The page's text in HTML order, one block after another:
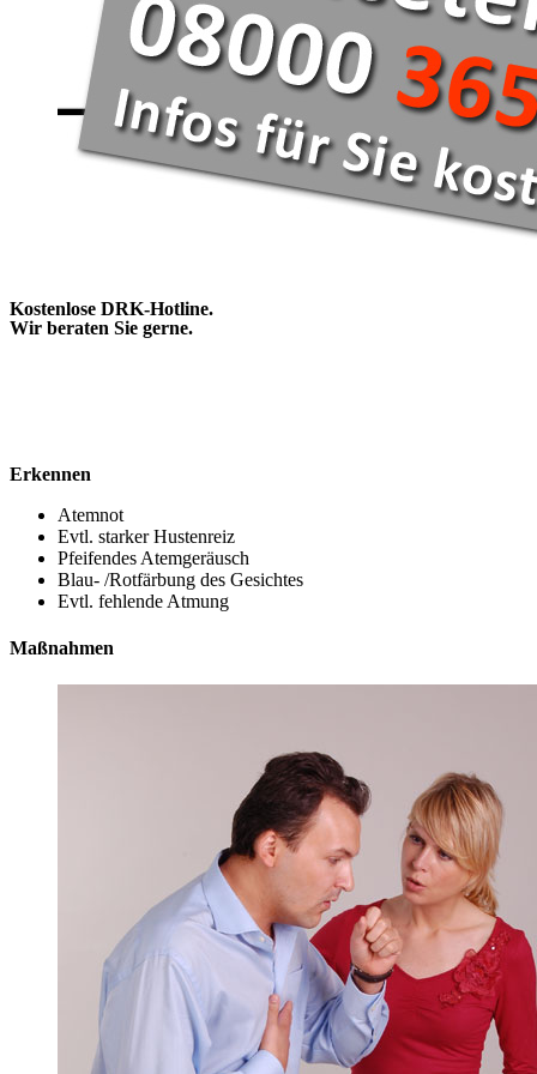
Kostenlose DRK-Hotline.
Wir beraten Sie gerne.
Erkennen
Atemnot
Evtl. starker Hustenreiz
Pfeifendes Atemgeräusch
Blau- /Rotfärbung des Gesichtes
Evtl. fehlende Atmung
Maßnahmen